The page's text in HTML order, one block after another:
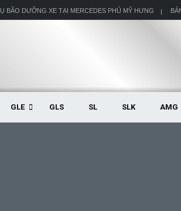
BÃO DƯỠNG XE TẠI MERCEDES PHÚ MỸ HƯNG
GLE GLS SL SLK AMG